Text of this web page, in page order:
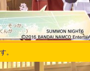
。